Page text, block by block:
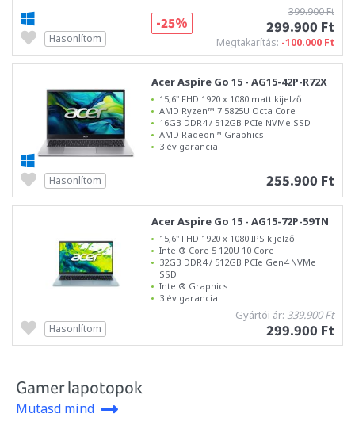
399.900 Ft
299.900 Ft
Megtakarítás: -100.000 Ft
-25%
Hasonlítom
Acer Aspire Go 15 - AG15-42P-R72X
15,6" FHD 1920 x 1080 matt kijelző
AMD Ryzen™ 7 5825U Octa Core
16GB DDR4 / 512GB PCIe NVMe SSD
AMD Radeon™ Graphics
3 év garancia
255.900 Ft
Hasonlítom
Acer Aspire Go 15 - AG15-72P-59TN
15,6" FHD 1920 x 1080 IPS kijelző
Intel® Core 5 120U 10 Core
32GB DDR4 / 512GB PCIe Gen4 NVMe
SSD
Intel® Graphics
3 év garancia
Gyártói ár: 339.900 Ft
299.900 Ft
Hasonlítom
Gamer lapotopok
Mutasd mind